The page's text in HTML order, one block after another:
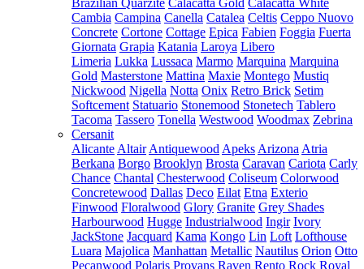
Brazilian Quarzite Calacatta Gold Calacatta White
Cambia Campina Canella Catalea Celtis Ceppo Nuovo
Concrete Cortone Cottage Epica Fabien Foggia Fuerta
Giornata Grapia Katania Laroya Libero
Limeria Lukka Lussaca Marmo Marquina Marquina
Gold Masterstone Mattina Maxie Montego Mustiq
Nickwood Nigella Notta Onix Retro Brick Setim
Softcement Statuario Stonemood Stonetech Tablero
Tacoma Tassero Tonella Westwood Woodmax Zebrina
Cersanit
Alicante Altair Antiquewood Apeks Arizona Atria
Berkana Borgo Brooklyn Brosta Caravan Cariota Carly
Chance Chantal Chesterwood Coliseum Colorwood
Concretewood Dallas Deco Eilat Etna Exterio
Finwood Floralwood Glory Granite Grey Shades
Harbourwood Hugge Industrialwood Ingir Ivory
JackStone Jacquard Kama Kongo Lin Loft Lofthouse
Luara Majolica Manhattan Metallic Nautilus Orion Otto
Pecanwood Polaris Provans Raven Rento Rock Royal